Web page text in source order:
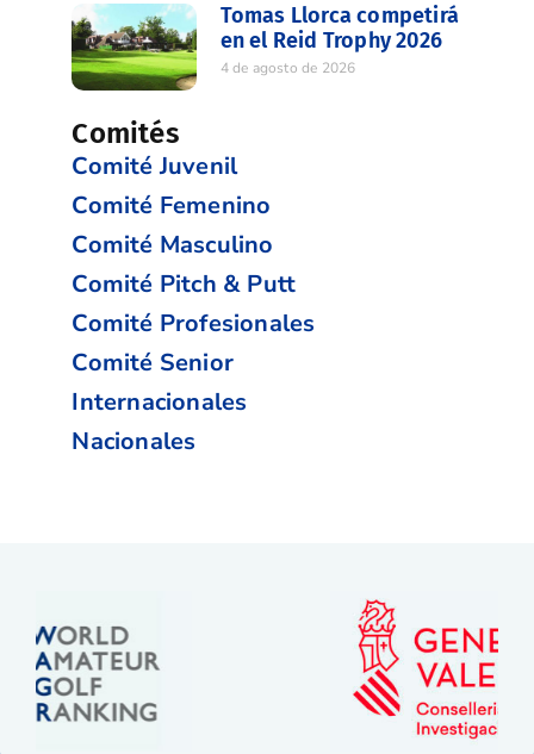
Tomas Llorca competirá
en el Reid Trophy 2026
4 de agosto de 2026
Comités
Comité Juvenil
Comité Femenino
Comité Masculino
Comité Pitch & Putt
Comité Profesionales
Comité Senior
Internacionales
Nacionales